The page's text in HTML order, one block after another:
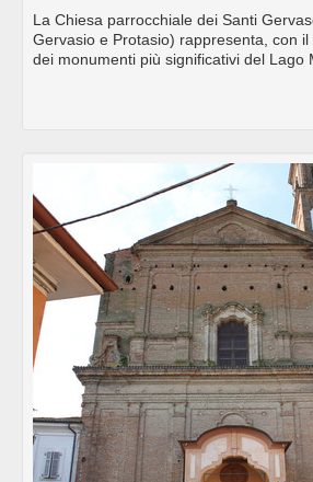
La Chiesa parrocchiale dei Santi
Gervasio e Protasio) rappresenta, con
dei monumenti più significativi del Lago